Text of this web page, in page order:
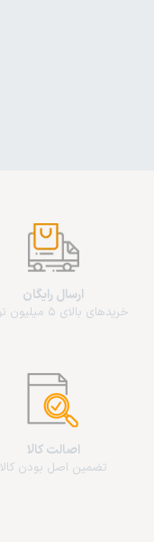
ارسال رایگان
خریدهای بالای 5 میلیون تومان
اصالت کالا
تضمین اصل بودن کالا